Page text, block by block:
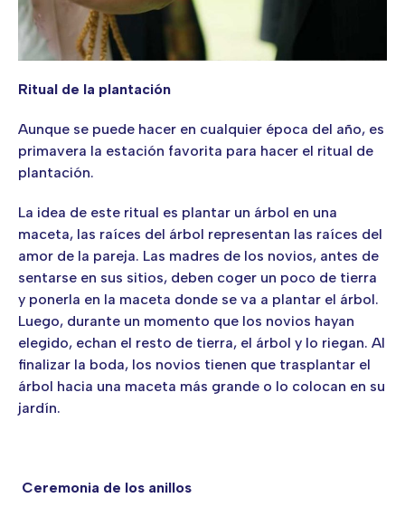
Ritual de la plantación
Aunque se puede hacer en cualquier época del año, es
primavera la estación favorita para hacer el ritual de
plantación.
La idea de este ritual es plantar un árbol en una
maceta, las raíces del árbol representan las raíces del
amor de la pareja. Las madres de los novios, antes de
sentarse en sus sitios, deben coger un poco de tierra
y ponerla en la maceta donde se va a plantar el árbol.
Luego, durante un momento que los novios hayan
elegido, echan el resto de tierra, el árbol y lo riegan. Al
finalizar la boda, los novios tienen que trasplantar el
árbol hacia una maceta más grande o lo colocan en su
jardín.
Ceremonia de los anillos